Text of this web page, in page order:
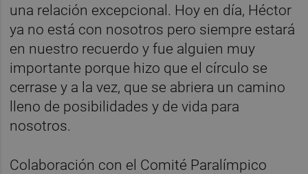
una relación excepcional. Hoy en día, Héctor
ya no está con nosotros pero siempre estará
en nuestro recuerdo y fue alguien muy
importante porque hizo que el círculo se
cerrase y a la vez, que se abriera un camino
lleno de posibilidades y de vida para
nosotros.
Colaboración con el Comité Paralímpico